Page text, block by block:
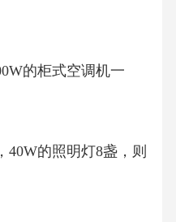
的柜式空调机一
40W的照明灯8盏，则